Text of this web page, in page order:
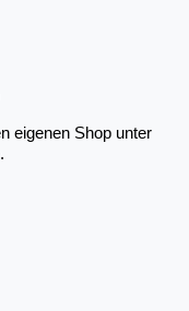
eigenen Shop unter